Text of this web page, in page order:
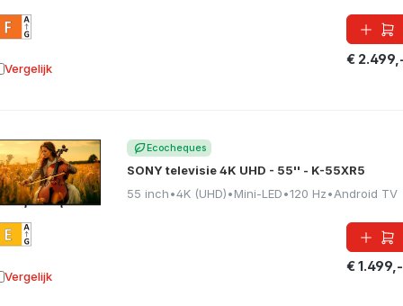
€
Vergelijk aan vergelijking
Ecocheques
SONY televisie 4K UHD - 55'' - K-55XR5
55 inch•4K (UHD)•Mini-LED•120 Hz•Android TV
€ 1.499,-
Vergelijk aan vergelijking